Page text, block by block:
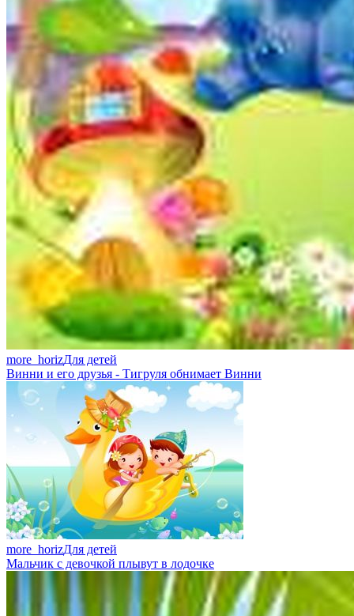
more_horizДля детей
Винни и его друзья - Тигруля обнимает Винни
more_horizДля детей
Мальчик с девочкой плывут в лодочке